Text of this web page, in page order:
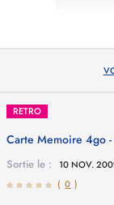
RETRO
Carte Memoire 4go
Sortie le :
10 NOV.
( 0 )